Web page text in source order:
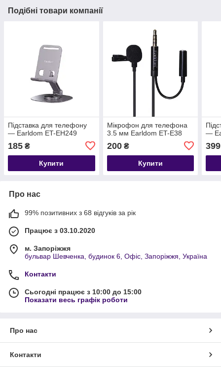
Подібні товари компанії
Підставка для телефону
— Earldom ET-EH249
185 ₴
Купити
Мікрофон для телефона
3.5 мм Earldom ET-E38
200₴
Купити
—
399
Про нас
99% позитивних з 68 відгуків за рік
Працює з 03.10.2020
м. Запоріжжя
бульвар Шевченка, будинок 6, Офіс, Запоріжжя, Україна
Контакти
Сьогодні працює з 10:00 до 15:00
Показати весь графік роботи
Про нас
Контакти